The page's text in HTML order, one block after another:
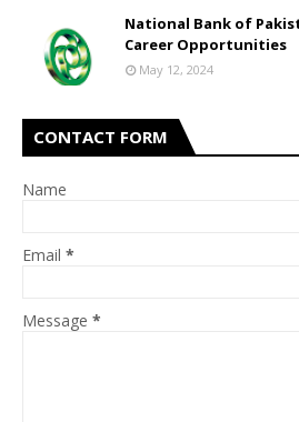
National Bank of
Career Opportunities
May 12, 2024
CONTACT FORM
Name
Email *
Message *